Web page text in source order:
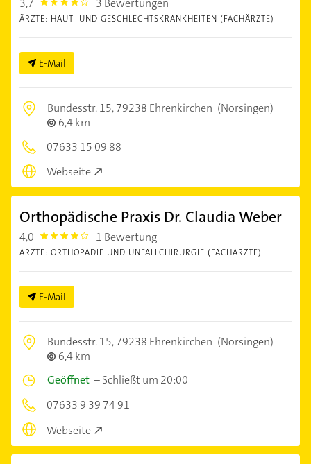
3.7
ÄRZTE: HAUT- UND GESCHLECHTSKRANKHEITEN (FACHÄRZTE)
E-Mail
Bundesstr. 15,79238 Ehrenkirchen (Norsingen)
6,4 km
07633 15 09 88
Webseite
Orthopädische Praxis Dr. Claudia Weber
4,0 4.0 1 Bewertung
ÄRZTE: ORTHOPÄDIE UND UNFALLCHIRURGIE (FACHÄRZTE)
E-Mail
Bundesstr. 15,79238 Ehrenkirchen (Norsingen)
6,4 km
Geöffnet –Schließt um 20:00
07633 9 39 74 91
Webseite